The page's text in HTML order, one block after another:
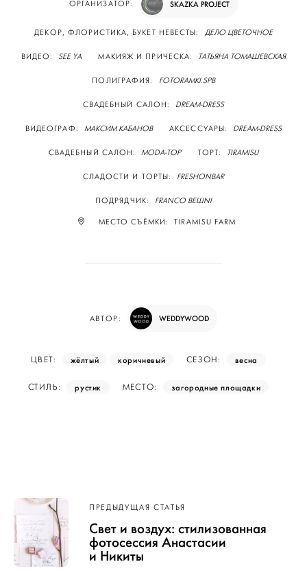
ОРГАНИЗАТОР: SKAZKA PROJECT
ДЕКОР, ФЛОРИСТИКА, БУКЕТ НЕВЕСТЫ: ДЕЛО ЦВЕТОЧНОЕ
ВИДЕО: SEE YA МАКИЯЖ И ПРИЧЕСКА: ТАТЬЯНА ТОМАШЕВСКАЯ
ПОЛИГРАФИЯ: FOTORAMKI.SPB
СВАДЕБНЫЙ САЛОН: DREAM-DRESS
ВИДЕОГРАФ: МАКСИМ КАБАНОВ АКСЕССУАРЫ: DREAM-DRESS
СВАДЕБНЫЙ САЛОН: MODA-TOP ТОРТ: TIRAMISU
СЛАДОСТИ И ТОРТЫ: FRESHONBAR
ПОДРЯДЧИК: FRANCO BELLINI
МЕСТО СЪЁМКИ: TIRAMISU FARM
АВТОР: WEDDYWOOD
ЦВЕТ: жёлтый коричневый СЕЗОН: весна
СТИЛЬ: рустик МЕСТО: загородные площадки
Навигация
по записям
ПРЕДЫДУЩАЯ СТАТЬЯ
Свет и воздух: стилизованная
фотосессия Анастасии
и Никиты